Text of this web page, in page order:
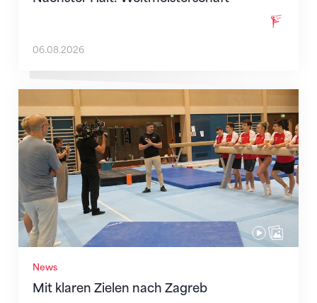
06.08.2026
News
Mit klaren Zielen nach Zagreb
Mit klaren Zielen nach Zagreb